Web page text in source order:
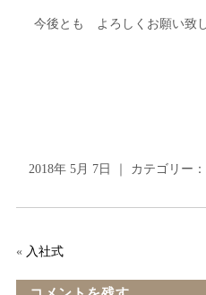
今後とも よろしくお願い致し
2018年 5月 7日 ｜ カテゴリー：
« 入社式